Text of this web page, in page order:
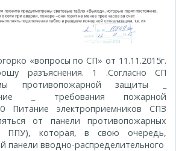
«вопросы по СП» от 11.11.2015г.
разъяснения. 1 .Согласно СП
противопожарной защиты _
_ требования пожарной
Питание электроприемников СПЗ
от панели противопожарных
ППУ), которая, в свою очередь,
панели вводно-распределительного